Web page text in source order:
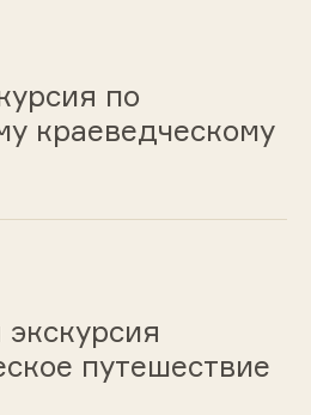
по
краеведческому
путешествие